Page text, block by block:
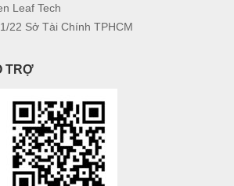
Leaf Tech
22 Sở Tài Chính TPHCM
TRỢ